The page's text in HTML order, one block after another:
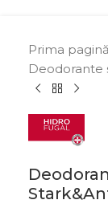
Prima pagină
Deodorante